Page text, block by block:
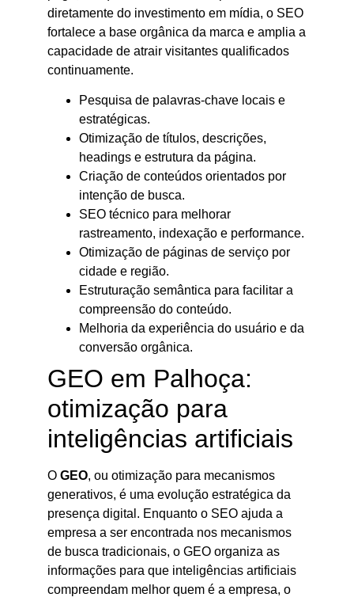
diretamente do investimento em mídia, o SEO
fortalece a base orgânica da marca e amplia a
capacidade de atrair visitantes qualificados
continuamente.
Pesquisa de palavras-chave locais e
estratégicas.
Otimização de títulos, descrições,
headings e estrutura da página.
Criação de conteúdos orientados por
intenção de busca.
SEO técnico para melhorar
rastreamento, indexação e performance.
Otimização de páginas de serviço por
cidade e região.
Estruturação semântica para facilitar a
compreensão do conteúdo.
Melhoria da experiência do usuário e da
conversão orgânica.
GEO em Palhoça:
otimização para
inteligências artificiais
O GEO, ou otimização para mecanismos
generativos, é uma evolução estratégica da
presença digital. Enquanto o SEO ajuda a
empresa a ser encontrada nos mecanismos
de busca tradicionais, o GEO organiza as
informações para que inteligências artificiais
compreendam melhor quem é a empresa, o